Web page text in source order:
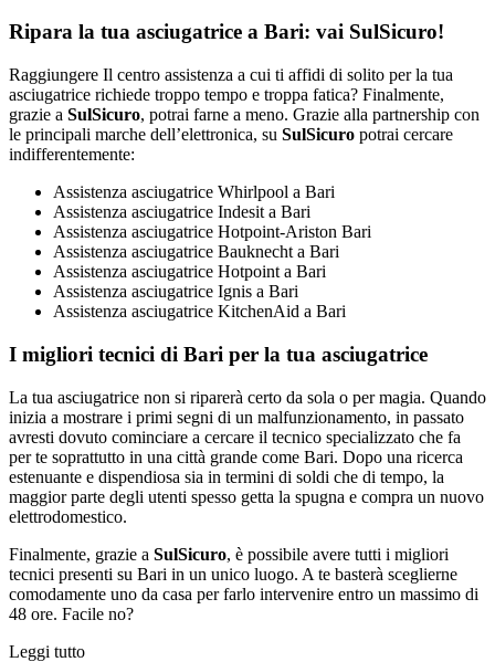
Ripara la tua asciugatrice a Bari: vai SulSicuro!
Raggiungere Il centro assistenza a cui ti affidi di solito per la tua
asciugatrice richiede troppo tempo e troppa fatica? Finalmente,
grazie a SulSicuro, potrai farne a meno. Grazie alla partnership con
le principali marche dell’elettronica, su SulSicuro potrai cercare
indifferentemente:
Assistenza asciugatrice Whirlpool a Bari
Assistenza asciugatrice Indesit a Bari
Assistenza asciugatrice Hotpoint-Ariston Bari
Assistenza asciugatrice Bauknecht a Bari
Assistenza asciugatrice Hotpoint a Bari
Assistenza asciugatrice Ignis a Bari
Assistenza asciugatrice KitchenAid a Bari
I migliori tecnici di Bari per la tua asciugatrice
La tua asciugatrice non si riparerà certo da sola o per magia. Quando
inizia a mostrare i primi segni di un malfunzionamento, in passato
avresti dovuto cominciare a cercare il tecnico specializzato che fa
per te soprattutto in una città grande come Bari. Dopo una ricerca
estenuante e dispendiosa sia in termini di soldi che di tempo, la
maggior parte degli utenti spesso getta la spugna e compra un nuovo
elettrodomestico.
Finalmente, grazie a SulSicuro, è possibile avere tutti i migliori
tecnici presenti su Bari in un unico luogo. A te basterà sceglierne
comodamente uno da casa per farlo intervenire entro un massimo di
48 ore. Facile no?
Leggi tutto